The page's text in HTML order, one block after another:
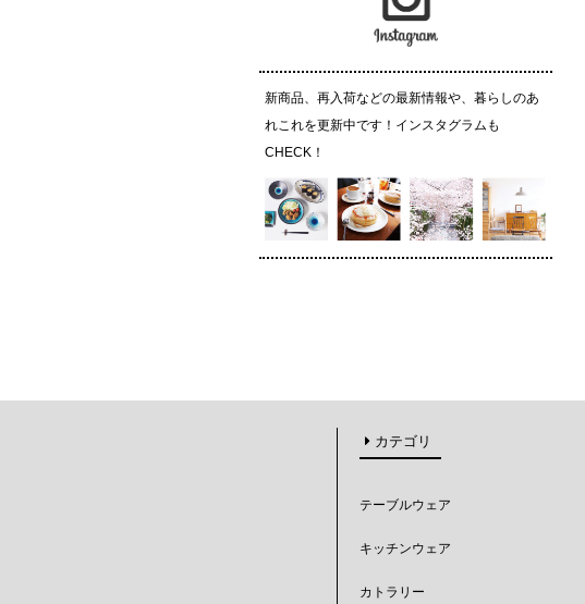
新商品、再入荷などの最新情報や、暮らしのあ
れこれを更新中です！インスタグラムも
CHECK！
カテゴリ
テーブルウェア
キッチンウェア
カトラリー